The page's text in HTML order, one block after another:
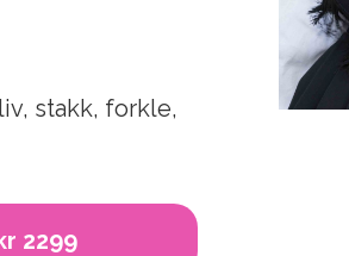
stakk, forkle,
2299